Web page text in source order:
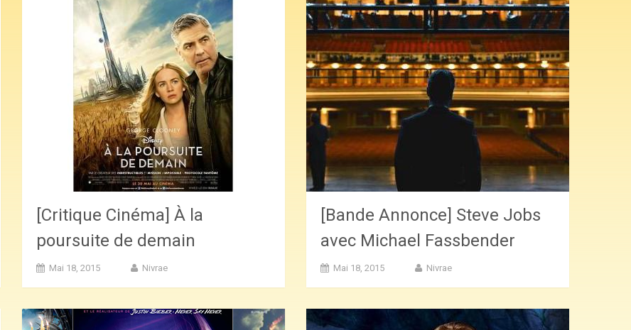
[Critique Cinéma] À la
poursuite de demain
Mai 18, 2015 Nivrae
[Bande Annonce] Steve Jobs
avec Michael Fassbender
Mai 18, 2015 Nivrae